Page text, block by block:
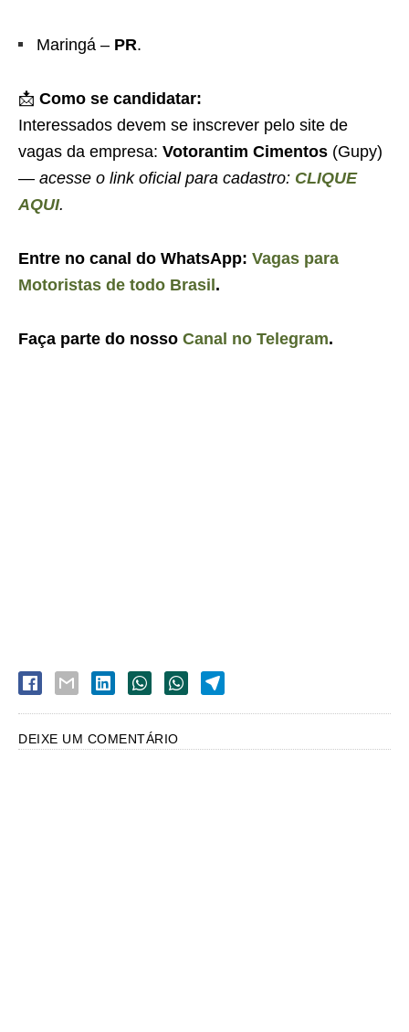
Maringá – PR.
📩 Como se candidatar:
Interessados devem se inscrever pelo site de
vagas da empresa: Votorantim Cimentos (Gupy)
— acesse o link oficial para cadastro: CLIQUE
AQUI.
Entre no canal do WhatsApp: Vagas para
Motoristas de todo Brasil.
Faça parte do nosso Canal no Telegram.
DEIXE UM COMENTÁRIO